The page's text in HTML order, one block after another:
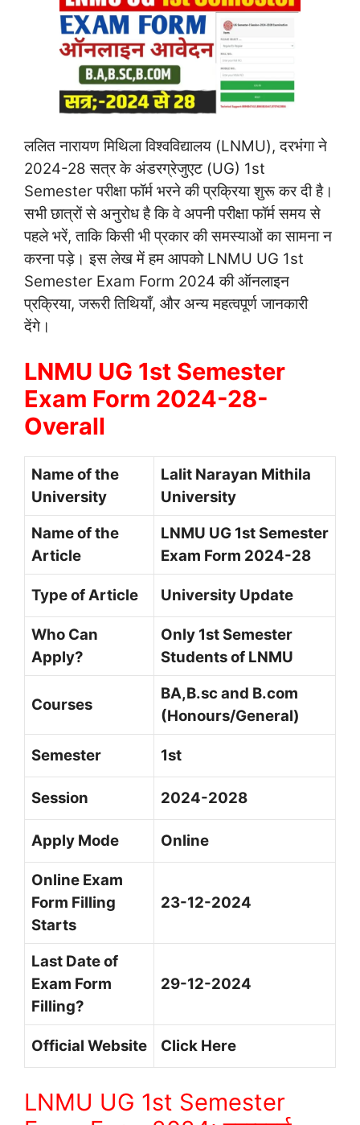
ललित नारायण मिथिला विश्वविद्यालय (LNMU), दरभंगा ने
2024-28 सत्र के अंडरग्रेजुएट (UG) 1st
Semester परीक्षा फॉर्म भरने की प्रक्रिया शुरू कर दी है।
सभी छात्रों से अनुरोध है कि वे अपनी परीक्षा फॉर्म समय से
पहले भरें, ताकि किसी भी प्रकार की समस्याओं का सामना न
करना पड़े। इस लेख में हम आपको LNMU UG 1st
Semester Exam Form 2024 की ऑनलाइन
प्रक्रिया, जरूरी तिथियाँ, और अन्य महत्वपूर्ण जानकारी
देंगे।
LNMU UG 1st Semester
Exam Form 2024-28-
Overall
Name of the
University
Lalit Narayan Mithila
University
Name of the
Article
LNMU UG 1st Semester
Exam Form 2024-28
Type of Article University Update
Who Can
Apply?
Only 1st Semester
Students of LNMU
Courses
BA,B.sc and B.com
(Honours/General)
Semester 1st
Session 2024-2028
Apply Mode Online
Online Exam
Form Filling
Starts
23-12-2024
Last Date of
Exam Form
Filling?
29-12-2024
Official Website Click Here
LNMU UG 1st Semester